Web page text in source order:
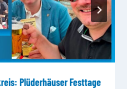
Plüderhäuser Festtage